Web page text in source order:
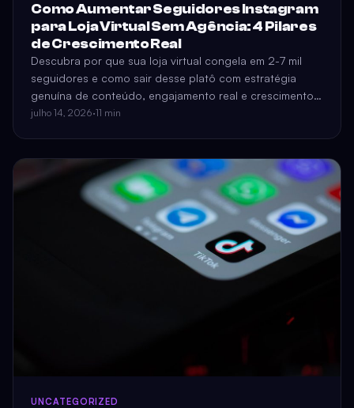
Como Aumentar Seguidores Instagram
para Loja Virtual Sem Agência: 4 Pilares
de Crescimento Real
Descubra por que sua loja virtual congela em 2-7 mil
seguidores e como sair desse platô com estratégia
genuína de conteúdo, engajamento real e crescimento
acelerado — sem contratar agência.
julho 14, 2026·11 min
UNCATEGORIZED